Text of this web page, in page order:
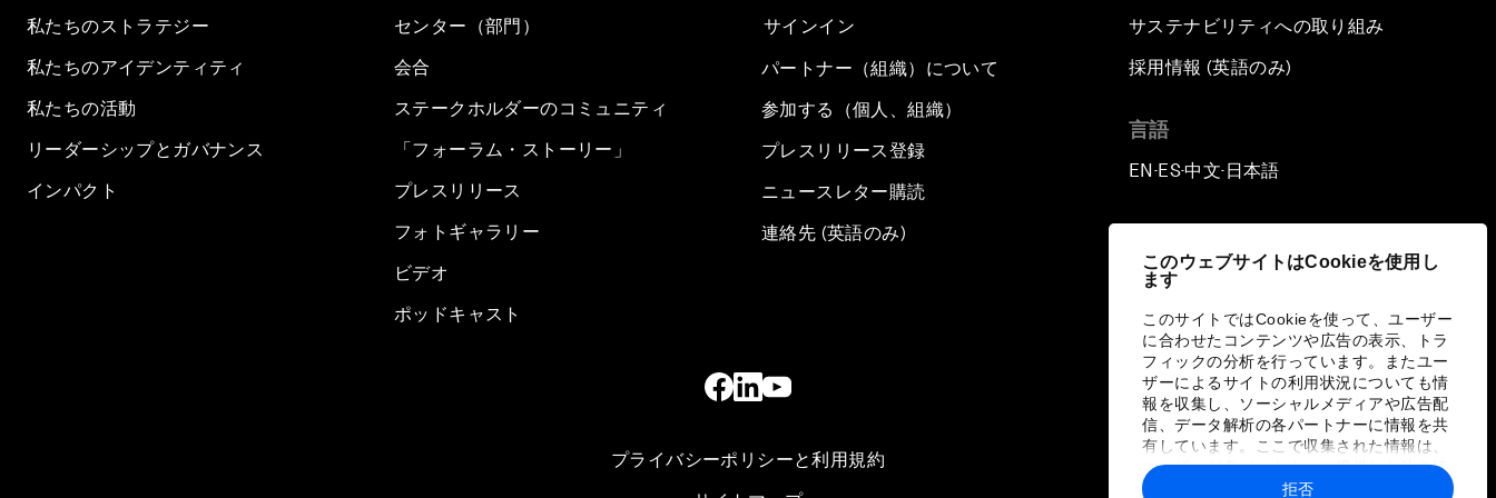
このウェブサイトはCookieを使用し
ます
このサイトではCookieを使って、ユーザー
に合わせたコンテンツや広告の表示、トラ
フィックの分析を行っています。またユー
ザーによるサイトの利用状況についても情
報を収集し、ソーシャルメディアや広告配
信、データ解析の各パートナーに情報を共
有しています。ここで収集された情報は、
ユーザーが各パートナーに提供した他の情
報や各パートナーのサービスを使用した際
拒否
私たちのストラテジー
私たちのアイデンティティ
私たちの活動
リーダーシップとガバナンス
インパクト
センター（部門）
会合
ステークホルダーのコミュニティ
「フォーラム・ストーリー」
プレスリリース
フォトギャラリー
ビデオ
ポッドキャスト
サインイン
パートナー（組織）について
参加する（個人、組織）
プレスリリース登録
ニュースレター購読
連絡先 (英語のみ)
サステナビリティへの取り組み
採用情報 (英語のみ)
言語
EN ▪ES▪中文▪ 日本語
プライバシーポリシーと利用規約